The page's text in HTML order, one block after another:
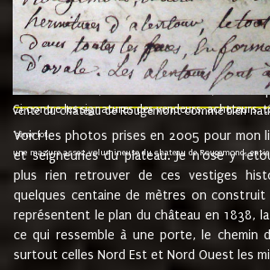
et chavannes conseiller du roy au parlement
que le dit seigneur Baron de la Vellière a sur
de la Velliere tout ainsi et comme le dit
présent......"
suivent les rentes, donation des terriers, etc...
Ci contre les signatures des vendeurs, acheteurs,
vente du château de Rougemont comme bien
"3ème lot
une mazure assez volumineuse du chateau de Rougemond,
Voici les photos prises en 2005 pour mon
et seigneuries du plateau. Je n'ose y
plus rien retrouver de ces vestiges
quelques centaine de mètres on
représentent le plan du château en 1838,
ce qui ressemble à une porte, le chemin
surtout celles Nord Est et Nord Ouest les